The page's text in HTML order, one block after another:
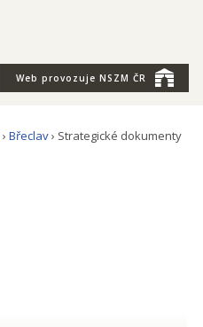
Web provozuje NSZM ČR
› Břeclav› Strategické dokumenty